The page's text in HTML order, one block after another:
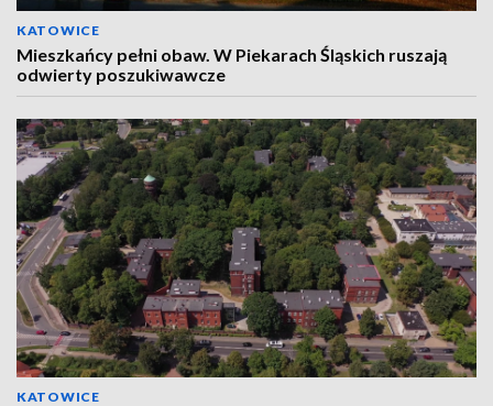
KATOWICE
Mieszkańcy pełni obaw. W Piekarach Śląskich ruszają
odwierty poszukiwawcze
KATOWICE